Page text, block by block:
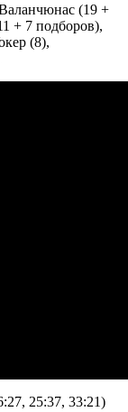
(19 +
+ 7 подборов),
(8),
25:37, 33:21)